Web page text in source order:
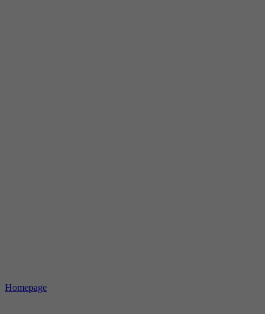
Homepage